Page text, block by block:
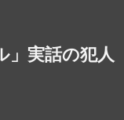
」実話の犯人